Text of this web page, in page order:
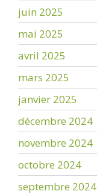
juin 2025
mai 2025
avril 2025
mars 2025
janvier 2025
décembre 2024
novembre 2024
octobre 2024
septembre 2024